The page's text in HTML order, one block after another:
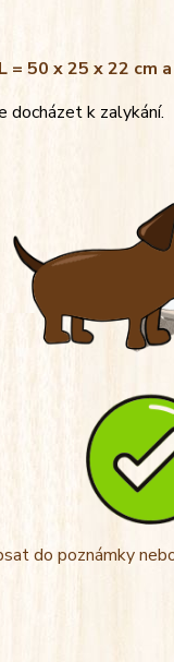
= 50 x 25 x 22 cm
docházet k zalykání.
do poznámky